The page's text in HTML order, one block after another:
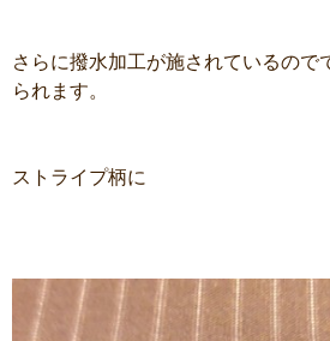
さらに撥水加工が施されているので
られます。
ストライプ柄に